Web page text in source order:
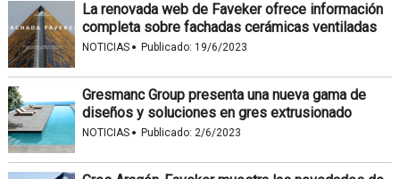
La renovada web de Faveker ofrece información
completa sobre fachadas cerámicas ventiladas
NOTICIAS · Publicado: 19/6/2023
Gresmanc Group presenta una nueva gama de
diseños y soluciones en gres extrusionado
NOTICIAS · Publicado: 2/6/2023